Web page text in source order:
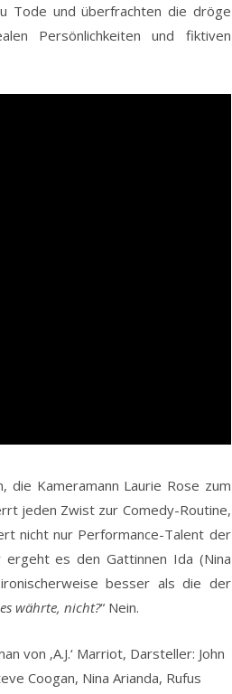
Tode und überfrachten die dröge
Persönlichkeiten und fiktiven
die Kameramann Laurie Rose zum
jeden Zwist zur Comedy-Routine,
nicht nur Performance-Talent der
es den Gattinnen Ida (Nina
besser als die der
währte, nicht?“ Nein.
von ‚A.J.‘ Marriot, Darsteller: John
Coogan, Nina Arianda, Rufus